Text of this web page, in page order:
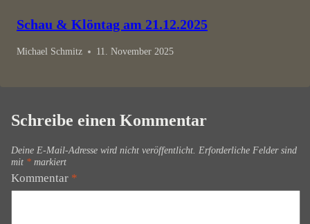
Schau & Klöntag am 21.12.2025
Michael Schmitz 11. November 2025
Schreibe einen Kommentar
Deine E-Mail-Adresse wird nicht veröffentlicht. Erforderliche Felder sind
mit * markiert
Kommentar *